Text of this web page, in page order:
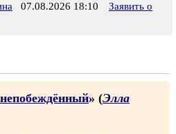
07.08.2026 18:10
Заявить о
» (Элла